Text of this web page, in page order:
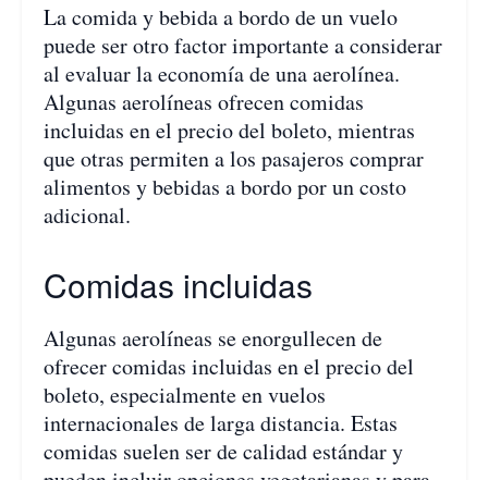
La comida y bebida a bordo de un vuelo
puede ser otro factor importante a considerar
al evaluar la economía de una aerolínea.
Algunas aerolíneas ofrecen comidas
incluidas en el precio del boleto, mientras
que otras permiten a los pasajeros comprar
alimentos y bebidas a bordo por un costo
adicional.
Comidas incluidas
Algunas aerolíneas se enorgullecen de
ofrecer comidas incluidas en el precio del
boleto, especialmente en vuelos
internacionales de larga distancia. Estas
comidas suelen ser de calidad estándar y